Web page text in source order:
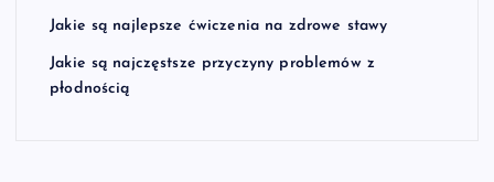
Jakie są najlepsze ćwiczenia na zdrowe stawy
Jakie są najczęstsze przyczyny problemów z
płodnością